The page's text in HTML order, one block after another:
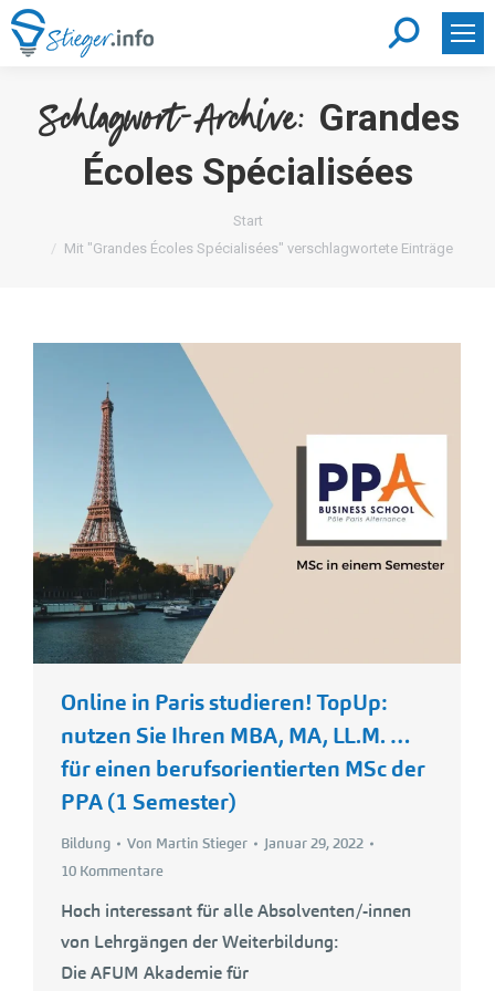
Search:
Schlagwort-Archive: Grandes
Écoles Spécialisées
Start
Mit "Grandes Écoles Spécialisées" verschlagwortete Einträge
Online in Paris studieren! TopUp:
nutzen Sie Ihren MBA, MA, LL.M. …
für einen berufsorientierten MSc der
PPA (1 Semester)
Bildung Von Martin Stieger
Januar 29, 2022
10 Kommentare
Hoch interessant für alle Absolventen/-innen
von Lehrgängen der Weiterbildung:
Die AFUM Akademie für